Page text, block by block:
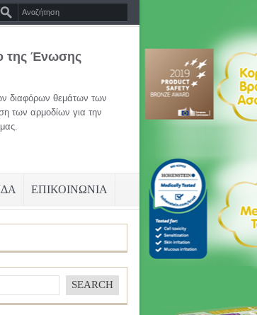
της Ένωσης
διαφόρων θεμάτων των
των αρμοδίων για την
ΕΠΙΚΟΙΝΩΝΙΑ